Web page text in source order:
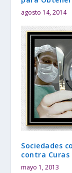
agosto 14, 2014
Sociedades
contra Curas
mayo 1, 2013